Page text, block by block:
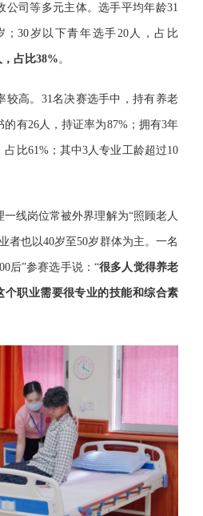
公司等多元主体。选手平均年龄31
；30岁以下青年选手20人，占比
，占比38%。
较高。31名决赛选手中，持有养老
有26人，持证率为87%；拥有3年
比61%；其中3人专业工龄超过10
线岗位常被外界理解为“照顾老人
者也以40岁至50岁群体为主。一名
后”参赛选手说：“很多人觉得养老
个职业需要很专业的技能和综合素